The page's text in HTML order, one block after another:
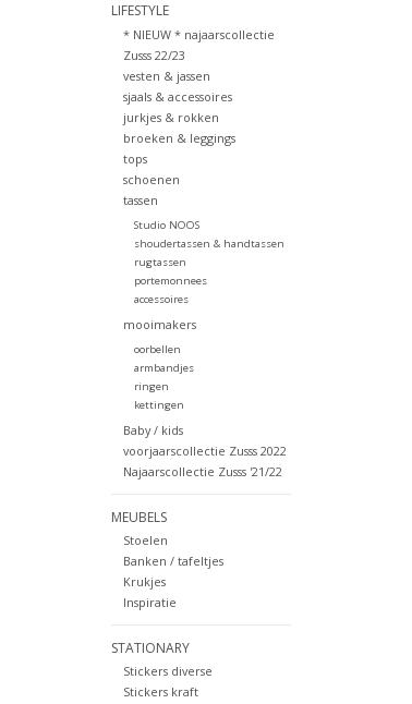
LIFESTYLE
* NIEUW * najaarscollectie
Zusss 22/23
vesten & jassen
sjaals & accessoires
jurkjes & rokken
broeken & leggings
tops
schoenen
tassen
Studio NOOS
shoudertassen & handtassen
rugtassen
portemonnees
accessoires
mooimakers
oorbellen
armbandjes
ringen
kettingen
Baby / kids
voorjaarscollectie Zusss 2022
Najaarscollectie Zusss '21/22
MEUBELS
Stoelen
Banken / tafeltjes
Krukjes
Inspiratie
STATIONARY
Stickers diverse
Stickers kraft